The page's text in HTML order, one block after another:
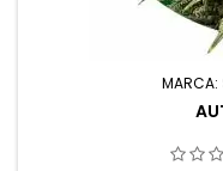
MARCA: